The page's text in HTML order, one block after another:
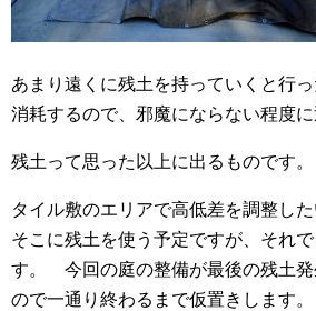
あまり遠くに残土を持っていくと行
消耗するので、邪魔にならない程度に
残土って思った以上に出るものです。
タイル敷のエリアで高低差を調整し
そこに残土を使う予定ですが、それ
す。 今回の庭の整備が最後の残土発
ので一通り終わるまで仮置きします。